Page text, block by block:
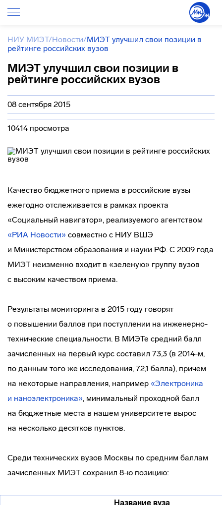
НИУ МИЭТ/Новости/МИЭТ улучшил свои позиции в
рейтинге российских вузов
МИЭТ улучшил свои позиции в
рейтинге российских вузов
08 сентября 2015
10414 просмотра
Качество бюджетного приема в российские вузы
ежегодно отслеживается в рамках проекта
«Социальный навигатор», реализуемого агентством
«РИА Новости» совместно с НИУ ВШЭ
и Министерством образования и науки РФ. С 2009 года
МИЭТ неизменно входит в «зеленую» группу вузов
с высоким качеством приема.
Результаты мониторинга в 2015 году говорят
о повышении баллов при поступлении на инженерно-
технические специальности. В МИЭТе средний балл
зачисленных на первый курс составил 73,3 (в 2014-м,
по данным того же исследования, 72,1 балла), причем
на некоторые направления, например «Электроника
и наноэлектроника», минимальный проходной балл
на бюджетные места в нашем университете вырос
на несколько десятков пунктов.
Среди технических вузов Москвы по средним баллам
зачисленных МИЭТ сохранил 8-ю позицию:
Название вуза